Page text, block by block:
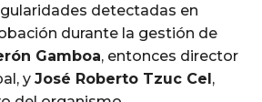
detectadas en
durante la gestión de
Gamboa, entonces director
y José Roberto Tzuc Cel,